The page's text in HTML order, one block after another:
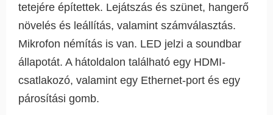
tetejére építettek. Lejátszás és szünet, hangerő
növelés és leállítás, valamint számválasztás.
Mikrofon némítás is van. LED jelzi a soundbar
állapotát. A hátoldalon található egy HDMI-
csatlakozó, valamint egy Ethernet-port és egy
párosítási gomb.